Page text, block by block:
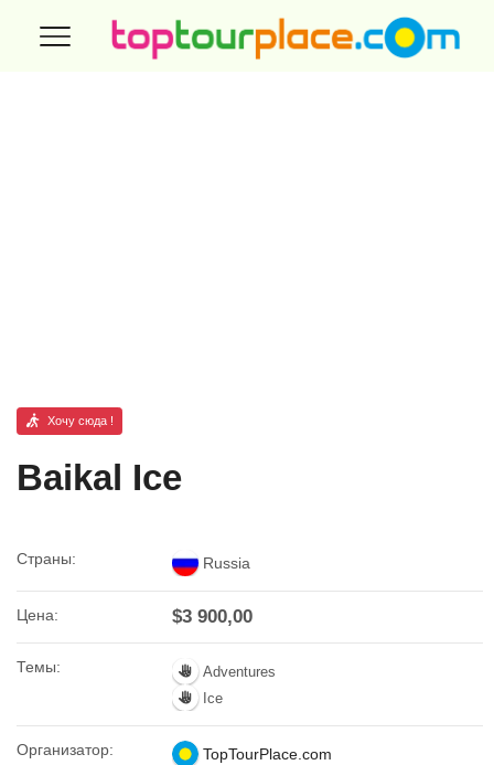
Хочу сюда !
Baikal Ice
Страны: Russia
Цена: $3 900,00
Темы:
Adventures
Ice
Организатор:
TopTourPlace.com